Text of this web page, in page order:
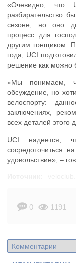
«Очевидно, что
разбирательство
сезоне, но оно
процесс для
другим гонщиком.
года, UCI
решение как можно
«Мы понимаем,
обсуждение, но
велоспорту:
заключениях,
всех деталей этого
UCI надеется,
сосредоточиться
удовольствие», –
0 1191